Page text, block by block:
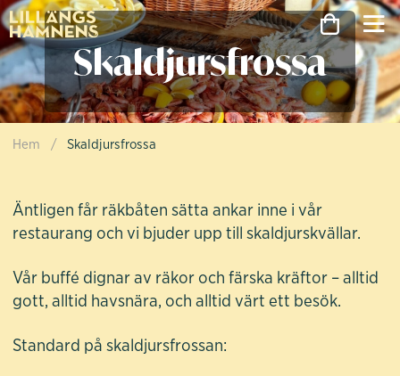
Skaldjursfrossa
Hem / Skaldjursfrossa
Äntligen får räkbåten sätta ankar inne i vår
restaurang och vi bjuder upp till skaldjurskvällar.
Vår buffé dignar av räkor och färska kräftor – alltid
gott, alltid havsnära, och alltid värt ett besök.
Standard på skaldjursfrossan: